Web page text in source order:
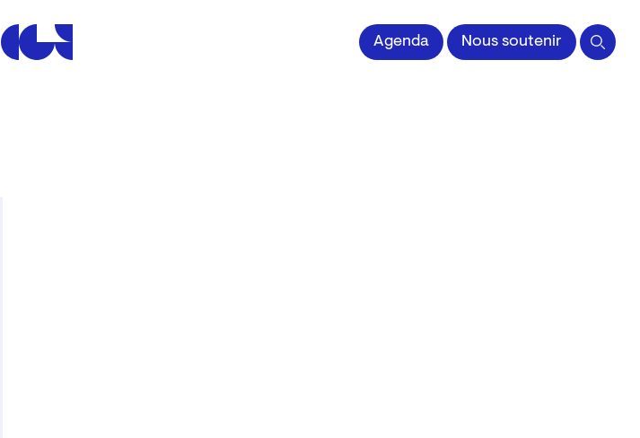
Centre de la Gravure et de l'Image impriméeAgenda Nous soutenir